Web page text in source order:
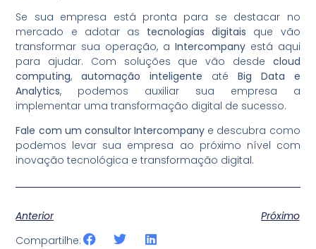
Se sua empresa está pronta para se destacar no
mercado e adotar as tecnologias digitais que vão
transformar sua operação, a Intercompanyestá aqui
para ajudar. Com soluções que vão desde cloud
computing,automação inteligente até Big Data e
Analytics, podemos auxiliar sua empresa a
implementar uma transformação digital de sucesso.
Fale com um consultor Intercompany e descubra como
podemos levar sua empresa ao próximo nível com
inovação tecnológica e transformação digital.
Anterior
Próximo
Compartilhe: